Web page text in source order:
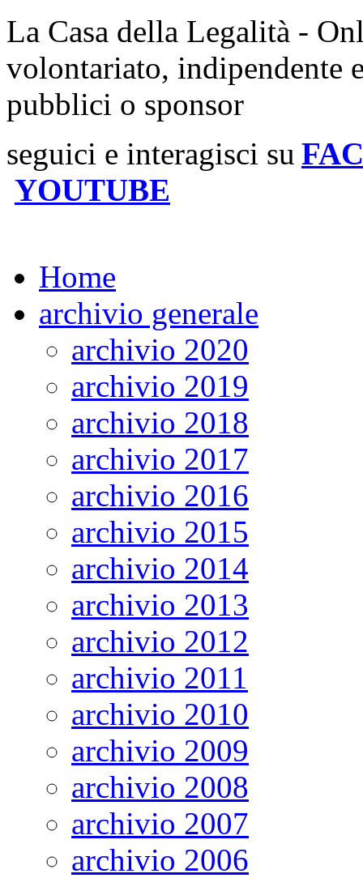
La Casa della Legalità -
volontariato, indipendente
pubblici o sponsor
seguici e interagisci su
YOUTUBE
Home
archivio generale
archivio 2020
archivio 2019
archivio 2018
archivio 2017
archivio 2016
archivio 2015
archivio 2014
archivio 2013
archivio 2012
archivio 2011
archivio 2010
archivio 2009
archivio 2008
archivio 2007
archivio 2006